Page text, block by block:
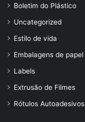
Boletim do Plástico
Uncategorized
Estilo de vida
Embalagens de papel
Labels
Extrusão de Filmes
Rótulos Autoadesivos